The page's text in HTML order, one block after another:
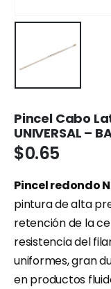
Pincel Cabo
UNIVERSAL –
$0.65
Pincel redondo
pintura de alta
retención de la
resistencia del
uniformes, gran
en productos